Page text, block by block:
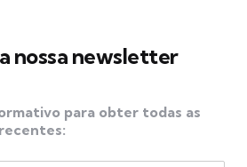
nossa newsletter
para obter todas as